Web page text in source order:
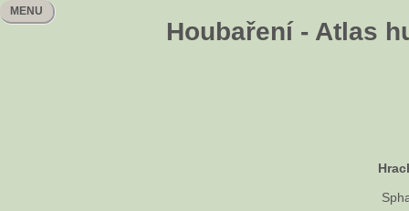
Houbaření - Atlas
MENU